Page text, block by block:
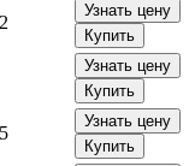
Узнать цену
Купить
Узнать цену
Купить
Узнать цену
Купить